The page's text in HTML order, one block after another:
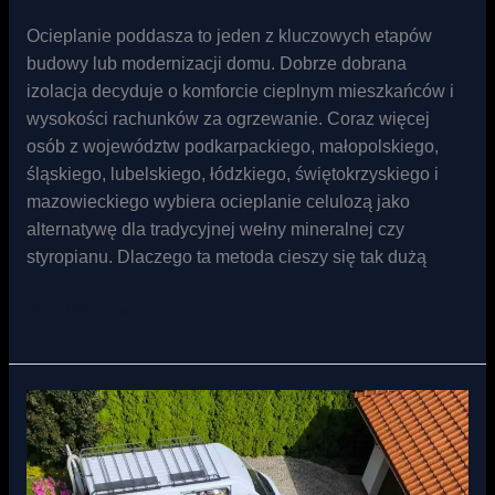
Ocieplanie poddasza to jeden z kluczowych etapów
budowy lub modernizacji domu. Dobrze dobrana
izolacja decyduje o komforcie cieplnym mieszkańców i
wysokości rachunków za ogrzewanie. Coraz więcej
osób z województw podkarpackiego, małopolskiego,
śląskiego, lubelskiego, łódzkiego, świętokrzyskiego i
mazowieckiego wybiera ocieplanie celulozą jako
alternatywę dla tradycyjnej wełny mineralnej czy
styropianu. Dlaczego ta metoda cieszy się tak dużą
Naprawa
dachu
po
kunach